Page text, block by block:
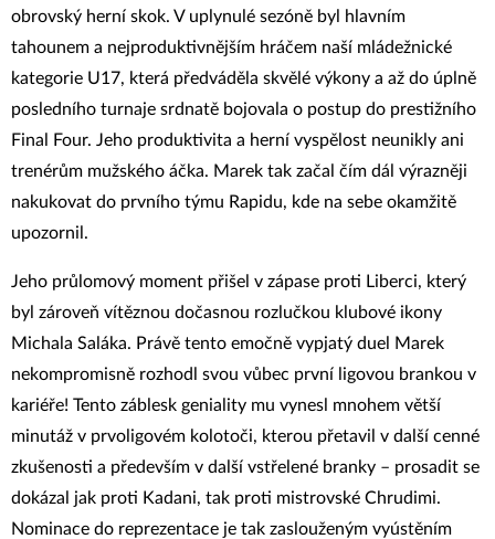
obrovský herní skok. V uplynulé sezóně byl hlavním
tahounem a nejproduktivnějším hráčem naší mládežnické
kategorie U17, která předváděla skvělé výkony a až do úplně
posledního turnaje srdnatě bojovala o postup do prestižního
Final Four. Jeho produktivita a herní vyspělost neunikly ani
trenérům mužského áčka. Marek tak začal čím dál výrazněji
nakukovat do prvního týmu Rapidu, kde na sebe okamžitě
upozornil.
Jeho průlomový moment přišel v zápase proti Liberci, který
byl zároveň vítěznou dočasnou rozlučkou klubové ikony
Michala Saláka. Právě tento emočně vypjatý duel Marek
nekompromisně rozhodl svou vůbec první ligovou brankou v
kariéře! Tento záblesk geniality mu vynesl mnohem větší
minutáž v prvoligovém kolotoči, kterou přetavil v další cenné
zkušenosti a především v další vstřelené branky – prosadit se
dokázal jak proti Kadani, tak proti mistrovské Chrudimi.
Nominace do reprezentace je tak zaslouženým vyústěním